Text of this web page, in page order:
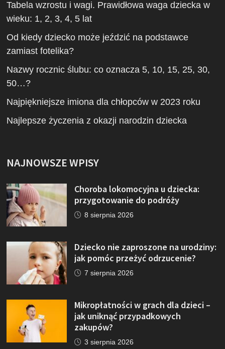
Tabela wzrostu i wagi. Prawidłowa waga dziecka w
wieku: 1, 2, 3, 4, 5 lat
Od kiedy dziecko może jeździć na podstawce
zamiast fotelika?
Nazwy rocznic ślubu: co oznacza 5, 10, 15, 25, 30,
50…?
Najpiękniejsze imiona dla chłopców w 2023 roku
Najlepsze życzenia z okazji narodzin dziecka
NAJNOWSZE WPISY
Choroba lokomocyjna u dziecka:
przygotowanie do podróży
8 sierpnia 2026
Dziecko nie zaproszone na urodziny:
jak pomóc przeżyć odrzucenie?
7 sierpnia 2026
Mikropłatności w grach dla dzieci –
jak uniknąć przypadkowych
zakupów?
3 sierpnia 2026